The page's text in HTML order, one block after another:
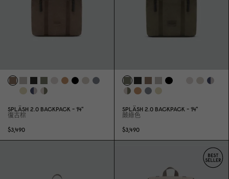
SPLÄSH 2. 0 BACKPACK - 14"
復古棕
$3,490
SPLÄSH 2. 0 BACKPACK - 14"
蕨綠色
$3,490